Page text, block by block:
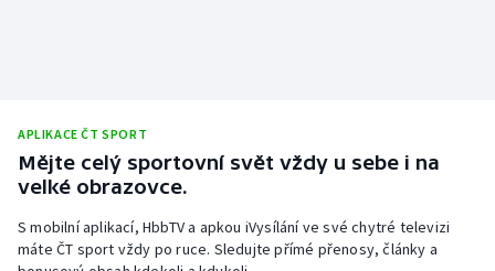
APLIKACE ČT SPORT
Mějte celý sportovní svět vždy u sebe i na
velké obrazovce.
S mobilní aplikací, HbbTV a apkou iVysílání ve své chytré televizi
máte ČT sport vždy po ruce. Sledujte přímé přenosy, články a